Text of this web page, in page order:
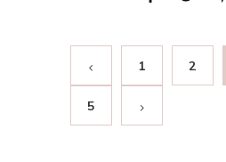
1 2
5